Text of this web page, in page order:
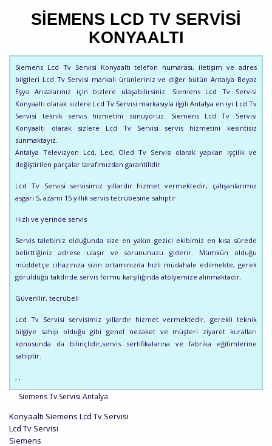
SIEMENS LCD TV SERVISI
KONYAALTI
Siemens Lcd Tv Servisi Konyaaltı telefon numarası, iletişim ve adres
bilgileri Lcd Tv Servisi markalı ürünleriniz ve diğer bütün Antalya Beyaz
Eşya Arızalarınız için bizlere ulaşabilirsiniz. Siemens Lcd Tv Servisi
Konyaaltı olarak sizlere Lcd Tv Servisi markasıyla ilgili Antalya en iyi Lcd Tv
Servisi teknik servis hizmetini sunuyoruz. Siemens Lcd Tv Servisi
Konyaaltı olarak sizlere Lcd Tv Servisi servis hizmetini kesintisiz
sunmaktayız.
Antalya Televizyon Lcd, Led, Oled Tv Servisi olarak yapılan işçilik ve
değiştirilen parçalar tarafımızdan garantilidir.
Lcd Tv Servisi servisimiz yıllardır hizmet vermektedir, çalışanlarımız
asgari 5, azami 15 yıllık servis tecrübesine sahiptir.
Hızlı ve yerinde servis
Servis talebiniz olduğunda size en yakın gezici ekibimiz en kısa sürede
belirttiğiniz adrese ulaşır ve sorununuzu giderir. Mümkün olduğu
müddetçe cihazınıza sizin ortamınızda hızlı müdahale edilmekte, gerek
görüldüğü takdirde servis formu karşılığında atölyemize alınmaktadır.
Güvenilir, tecrübeli
Lcd Tv Servisi servisimiz yıllardır hizmet vermektedir, gerekli teknik
bilgiye sahip olduğu gibi genel nezaket ve müşteri ziyaret kuralları
konusunda da bilinçlidir,servis sertifikalarına ve fabrika eğitimlerine
sahiptir.
, ,
Siemens Tv Servisi Antalya
Konyaaltı Siemens Lcd Tv Servisi
Lcd Tv Servisi
Siemens